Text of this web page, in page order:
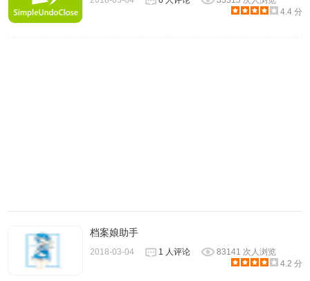
好后即可使用。
少可以删除的浏览记录。
4.4 分
档案娘助手
2018-03-04 1 人评论
83141 次人浏览
4.2 分